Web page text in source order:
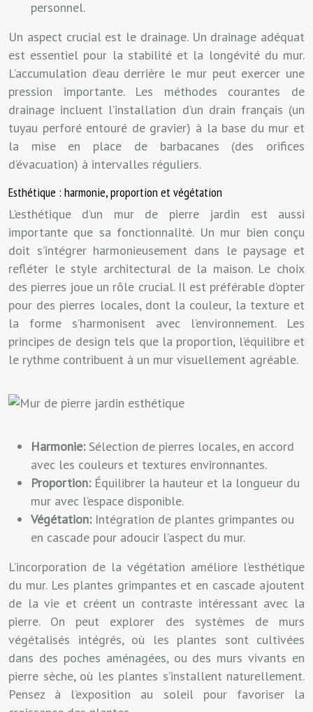
personnel.
Un aspect crucial est le drainage. Un drainage adéquat
est essentiel pour la stabilité et la longévité du mur.
L’accumulation d’eau derrière le mur peut exercer une
pression importante. Les méthodes courantes de
drainage incluent l’installation d’un drain français (un
tuyau perforé entouré de gravier) à la base du mur et
la mise en place de barbacanes (des orifices
d’évacuation) à intervalles réguliers.
Esthétique : harmonie, proportion et végétation
L’esthétique d’un mur de pierre jardin est aussi
importante que sa fonctionnalité. Un mur bien conçu
doit s’intégrer harmonieusement dans le paysage et
refléter le style architectural de la maison. Le choix
des pierres joue un rôle crucial. Il est préférable d’opter
pour des pierres locales, dont la couleur, la texture et
la forme s’harmonisent avec l’environnement. Les
principes de design tels que la proportion, l’équilibre et
le rythme contribuent à un mur visuellement agréable.
Harmonie: Sélection de pierres locales, en accord
avec les couleurs et textures environnantes.
Proportion: Équilibrer la hauteur et la longueur du
mur avec l’espace disponible.
Végétation: Intégration de plantes grimpantes ou
en cascade pour adoucir l’aspect du mur.
L’incorporation de la végétation améliore l’esthétique
du mur. Les plantes grimpantes et en cascade ajoutent
de la vie et créent un contraste intéressant avec la
pierre. On peut explorer des systèmes de murs
végétalisés intégrés, où les plantes sont cultivées
dans des poches aménagées, ou des murs vivants en
pierre sèche, où les plantes s’installent naturellement.
Pensez à l’exposition au soleil pour favoriser la